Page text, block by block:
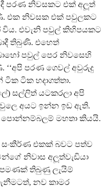
පරණ නිවසකට එක් අලූ‍ත්
එක නිවසක එක් පවුලකට
එවැනි පවුල් කිහිපයකට
තිබුණි. එහෙත්
පවුල් පෙර නිවසෙහි
‘‘අපි පරණ ගෙවල් අවුරුදු
ටික හදාගත්තා.
සල්ලිත් යටකරලා අපි
අයට ඉන්න ඉඩ ඇති.
පොන්නම්බලම් මහතා කියයි.
සංකීර්ණ එකක් බවට පත්ව
නිවාස අලූ‍ත්වැඩියා
තිබුණු ලැයිම්
නව කාමර